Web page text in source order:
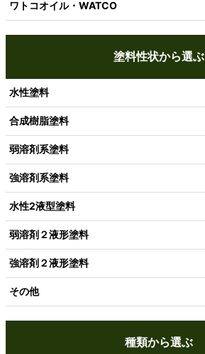
ワトコオイル・WATCO
塗料性状から選ぶ
水性塗料
合成樹脂塗料
弱溶剤系塗料
強溶剤系塗料
水性2液型塗料
弱溶剤２液形塗料
強溶剤２液形塗料
その他
種類から選ぶ